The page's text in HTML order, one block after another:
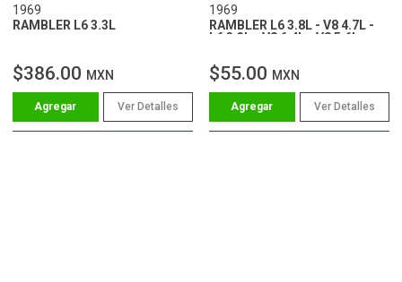
1969
RAMBLER L6 3.3L
$386.00 MXN
Ver Detalles
1969
RAMBLER L6 3.8L - V8 4.7L -
L6 3.3L - V8 6.4L - V8 5.6L
$55.00 MXN
Ver Detalles